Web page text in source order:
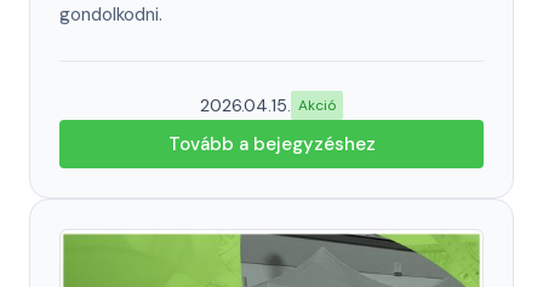
gondolkodni.
2026.04.15. Akció
Tovább a bejegyzéshez